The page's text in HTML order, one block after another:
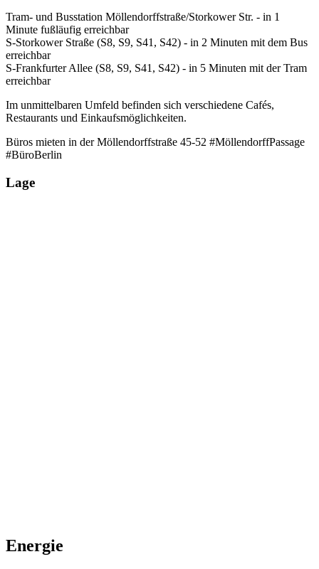
Tram- und Busstation Möllendorffstraße/Storkower Str. - in 1
Minute fußläufig erreichbar
S-Storkower Straße (S8, S9, S41, S42) - in 2 Minuten mit dem Bus
erreichbar
S-Frankfurter Allee (S8, S9, S41, S42) - in 5 Minuten mit der Tram
erreichbar
Im unmittelbaren Umfeld befinden sich verschiedene Cafés,
Restaurants und Einkaufsmöglichkeiten.
Büros mieten in der Möllendorffstraße 45-52 #MöllendorffPassage
#BüroBerlin
Lage
Energie